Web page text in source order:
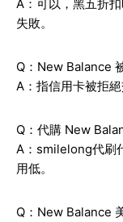
A：可以，黑五折
失敗。
Q：New Balance
A：指信用卡被拒
Q：代購 New
A：smilelong代刷
用低。
Q：New Balance